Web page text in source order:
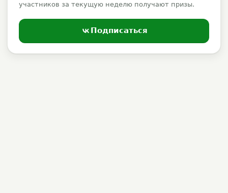
участников за текущую неделю получают призы.
Подписаться